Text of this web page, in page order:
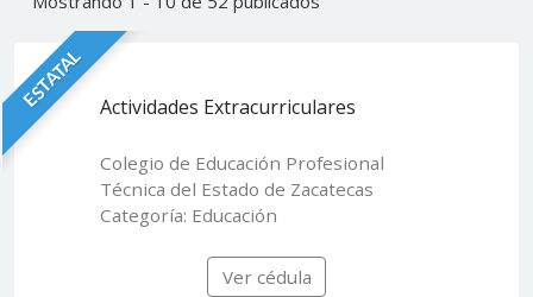
ESTATAL Actividades Extracurriculares
Colegio de Educación Profesional
Técnica del Estado de Zacatecas
Categoría: Educación
Ver cédula